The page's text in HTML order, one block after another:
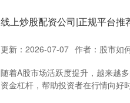
线上炒股配资公司|正规平台推
更新：2026-07-07 作者：股市如
随着A股市场活跃度提升，越来越
资金杠杆，帮助投资者在行情向好